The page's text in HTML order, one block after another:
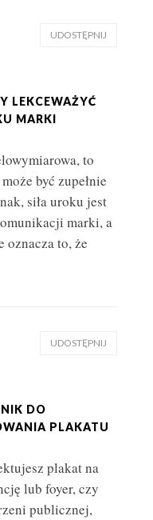
UDOSTĘPNIJ
LEKCEWAŻYĆ
MARKI
to
być zupełnie
siła uroku jest
marki, a
to, że
UDOSTĘPNIJ
DO
PLAKATU
plakat na
lub foyer, czy
publicznej,